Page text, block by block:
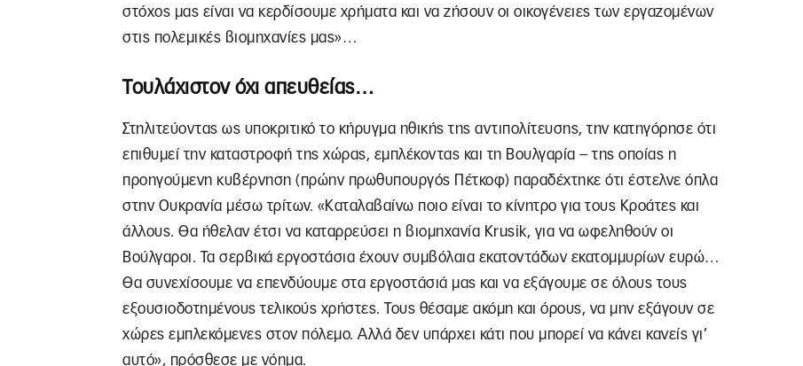
στόχος μας είναι να κερδίσουμε χρήματα και να ζήσουν οι οικογένειες των εργαζομένων
στις πολεμικές βιομηχανίες μας»…
Τουλάχιστον όχι απευθείας…
Στηλιτεύοντας ως υποκριτικό το κήρυγμα ηθικής της αντιπολίτευσης, την κατηγόρησε ότι
επιθυμεί την καταστροφή της χώρας, εμπλέκοντας και τη Βουλγαρία – της οποίας η
προηγούμενη κυβέρνηση (πρώην πρωθυπουργός Πέτκοφ) παραδέχτηκε ότι έστελνε όπλα
στην Ουκρανία μέσω τρίτων. «Καταλαβαίνω ποιο είναι το κίνητρο για τους Κροάτες και
άλλους. Θα ήθελαν έτσι να καταρρεύσει η βιομηχανία Krusik, για να ωφεληθούν οι
Βούλγαροι. Τα σερβικά εργοστάσια έχουν συμβόλαια εκατοντάδων εκατομμυρίων ευρώ…
Θα συνεχίσουμε να επενδύουμε στα εργοστάσιά μας και να εξάγουμε σε όλους τους
εξουσιοδοτημένους τελικούς χρήστες. Τους θέσαμε ακόμη και όρους, να μην εξάγουν σε
χώρες εμπλεκόμενες στον πόλεμο. Αλλά δεν υπάρχει κάτι που μπορεί να κάνει κανείς γι’
αυτό», πρόσθεσε με νόημα.